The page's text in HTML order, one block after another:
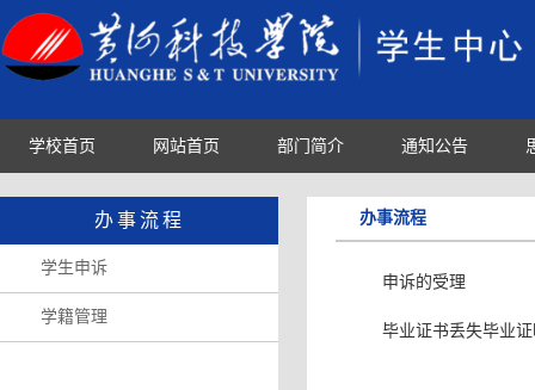
学校首页 网站首页 部门简介 通知公告
办事流程
学生申诉
学籍管理
办事流程
申诉的受理
毕业证书丢失毕业